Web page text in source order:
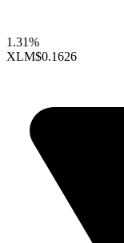
1.31%
XLM$0.1626